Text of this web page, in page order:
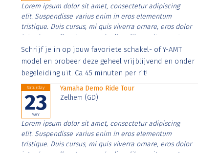
Lorem ipsum dolor sit amet, consectetur adipiscing
elit. Suspendisse varius enim in eros elementum
tristique. Duis cursus, mi quis viverra ornare, eros dolor
interdum nulla, ut commodo diam libero vitae erat.
Aenean faucibus nibh et justo cursus id rutrum lorem
imperdiet. Nunc ut sem vitae risus tristique posuere.
Schrijf je in op jouw favoriete schakel- of Y-AMT
model en probeer deze geheel vrijblijvend en onder
begeleiding uit. Ca 45 minuten per rit!
Saturday
23
MAY
Yamaha Demo Ride Tour
Zelhem (GD)
Lorem ipsum dolor sit amet, consectetur adipiscing
elit. Suspendisse varius enim in eros elementum
tristique. Duis cursus, mi quis viverra ornare, eros dolor
interdum nulla, ut commodo diam libero vitae erat.